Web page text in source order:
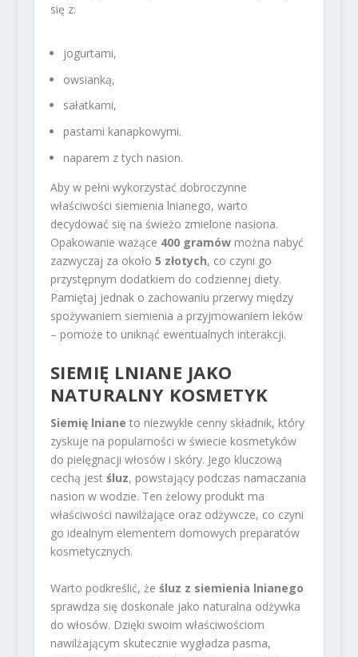
się z:
jogurtami,
owsianką,
sałatkami,
pastami kanapkowymi.
naparem z tych nasion.
Aby w pełni wykorzystać dobroczynne
właściwości siemienia lnianego, warto
decydować się na świeżo zmielone nasiona.
Opakowanie ważące 400 gramówmożna nabyć
zazwyczaj za około 5 złotych, co czyni go
przystępnym dodatkiem do codziennej diety.
Pamiętaj jednak o zachowaniu przerwy między
spożywaniem siemienia a przyjmowaniem leków
– pomoże to uniknąć ewentualnych interakcji.
SIEMIĘ LNIANE JAKO
NATURALNY KOSMETYK
Siemię lniane to niezwykle cenny składnik, który
zyskuje na popularności w świecie kosmetyków
do pielęgnacji włosów i skóry. Jego kluczową
cechą jest śluz, powstający podczas namaczania
nasion w wodzie. Ten żelowy produkt ma
właściwości nawilżające oraz odżywcze, co czyni
go idealnym elementem domowych preparatów
kosmetycznych.
Warto podkreślić, że śluz z siemienia lnianego
sprawdza się doskonale jako naturalna odżywka
do włosów. Dzięki swoim właściwościom
nawilżającym skutecznie wygładza pasma,